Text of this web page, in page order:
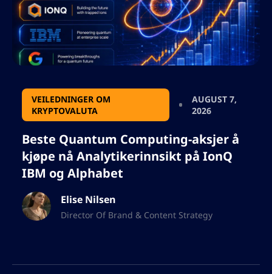
VEILEDNINGER OM
KRYPTOVALUTA
AUGUST 7,
2026
Beste Quantum Computing-aksjer å
kjøpe nå Analytikerinnsikt på IonQ
IBM og Alphabet
Elise Nilsen
Director Of Brand & Content Strategy